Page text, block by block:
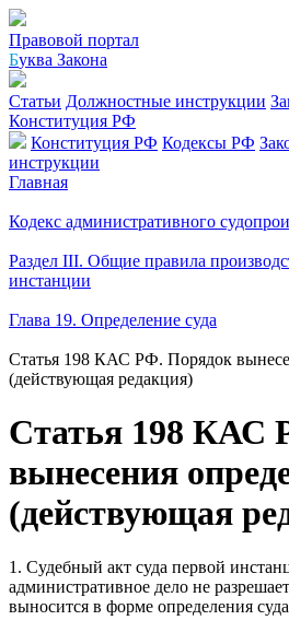
Правовой портал
Буква Закона
Статьи Должностные инструкции
Конституция РФ
Конституция РФ Кодексы РФ
инструкции
Главная
Кодекс административного
Раздел III. Общие правила
инстанции
Глава 19. Определение суда
Статья 198 КАС РФ. Порядок
(действующая редакция)
Статья 198 КАС
вынесения
(действующая
1. Судебный акт суда первой
административное дело не
выносится в форме определения